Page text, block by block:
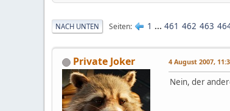
NACH UNTEN Seiten 1 ... 461 462 463
Private Joker 4 August 2007,
Nein, der